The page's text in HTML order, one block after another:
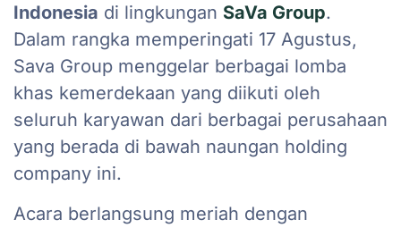
Indonesia di lingkungan SaVa Group.
Dalam rangka memperingati 17 Agustus,
Sava Group menggelar berbagai lomba
khas kemerdekaan yang diikuti oleh
seluruh karyawan dari berbagai perusahaan
yang berada di bawah naungan holding
company ini.
Acara berlangsung meriah dengan